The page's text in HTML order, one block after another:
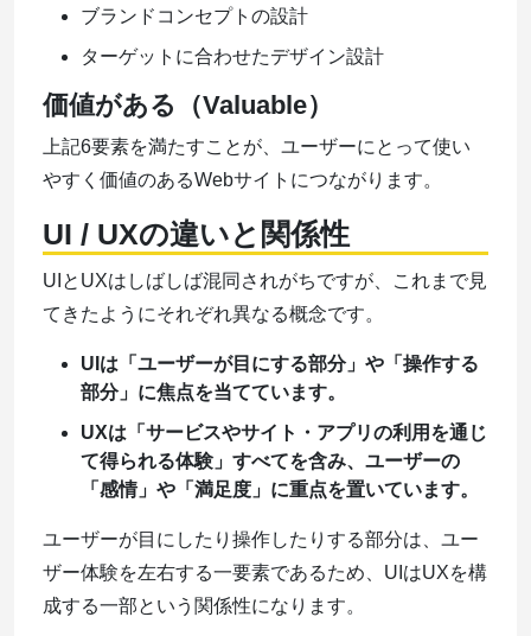
ブランドコンセプトの設計
ターゲットに合わせたデザイン設計
価値がある（Valuable）
上記6要素を満たすことが、ユーザーにとって使い
やすく価値のあるWebサイトにつながります。
UI / UXの違いと関係性
UIとUXはしばしば混同されがちですが、これまで見
てきたようにそれぞれ異なる概念です。
UIは「ユーザーが目にする部分」や「操作する
部分」に焦点を当てています。
UXは「サービスやサイト・アプリの利用を通じ
て得られる体験」すべてを含み、ユーザーの
「感情」や「満足度」に重点を置いています。
ユーザーが目にしたり操作したりする部分は、ユー
ザー体験を左右する一要素であるため、UIはUXを構
成する一部という関係性になります。